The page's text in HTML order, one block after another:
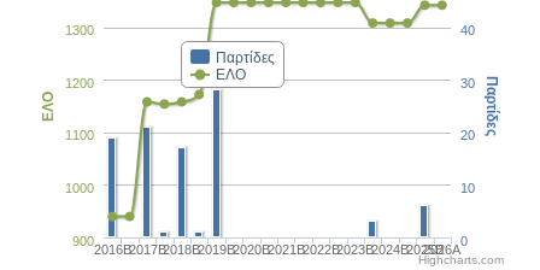
Παρτίδες
ΕΛΟ
2016B2017B2018B2019B2020B2021B2022B2023B2024B2025B2026A
900
1000
1100
1200
1300
ΕΛΟ
0
10
20
30
40
Παρτίδες
Highcharts.com